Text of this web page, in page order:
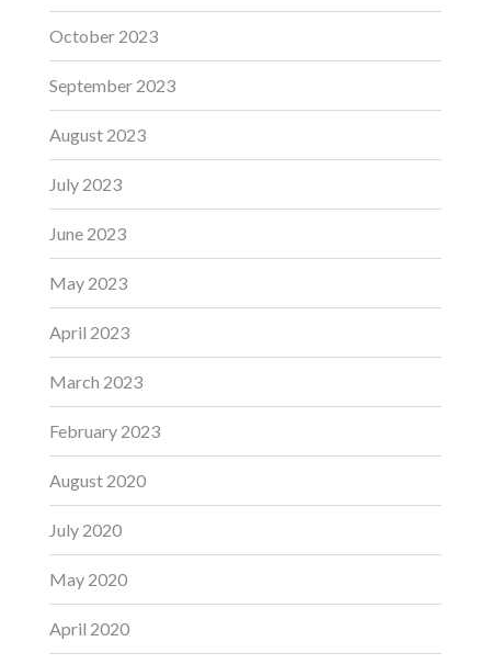
October 2023
September 2023
August 2023
July 2023
June 2023
May 2023
April 2023
March 2023
February 2023
August 2020
July 2020
May 2020
April 2020